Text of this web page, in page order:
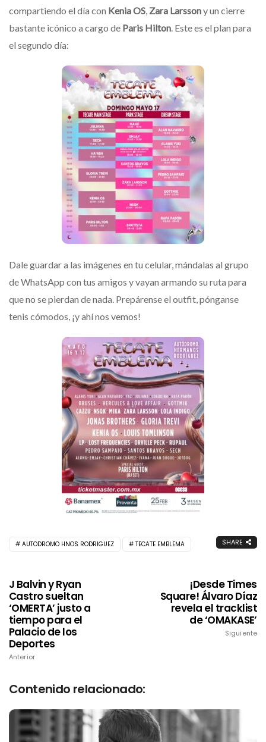
compartiendo el día con Kenia OS, Zara Larssony un cierre
bastante icónico a cargo de Paris Hilton. Este es el plan para
el segundo día:
​Dale guardar a las imágenes en tu celular, mándalas al grupo
de WhatsApp con tus amigos y vayan armando su ruta para
que no se pierdan de nada. Prepárense el outfit, pónganse
tenis cómodos, ¡y ahí nos vemos!
AUTODROMO HNOS RODRIGUEZ TECATE EMBLEMA SHARE
J Balvin y Ryan
Castro sueltan
‘OMERTA’ justo a
tiempo para el
Palacio de los
Deportes
Anterior
¡Desde Times
Square! Álvaro Díaz
revela el tracklist
de ‘OMAKASE’
Siguiente
Contenido relacionado: